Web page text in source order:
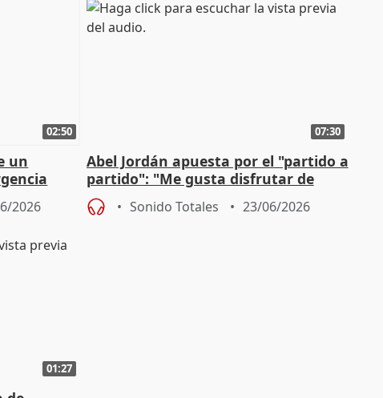
02:50
un
calor
2026
07:30
Abel Jordán apuesta por el "partido a
partido": "Me gusta disfrutar de
cada competición"
Sonido Totales 23/06/2026
01:27